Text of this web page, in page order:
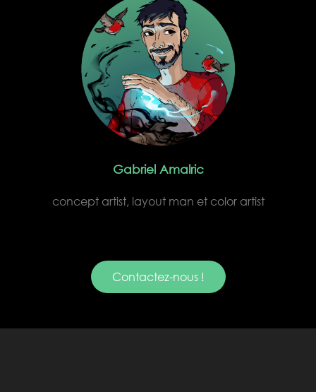
Gabriel Amalric
concept artist, layout man et color artist
Contactez-nous !